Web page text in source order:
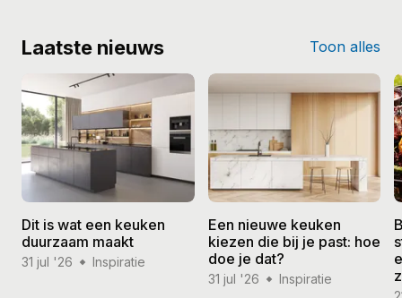
Laatste nieuws Toon alles
Dit is wat een keuken
duurzaam maakt
31 jul '26 Inspiratie
Een nieuwe keuken
kiezen die bij je past: hoe
doe je dat?
31 jul '26 Inspiratie